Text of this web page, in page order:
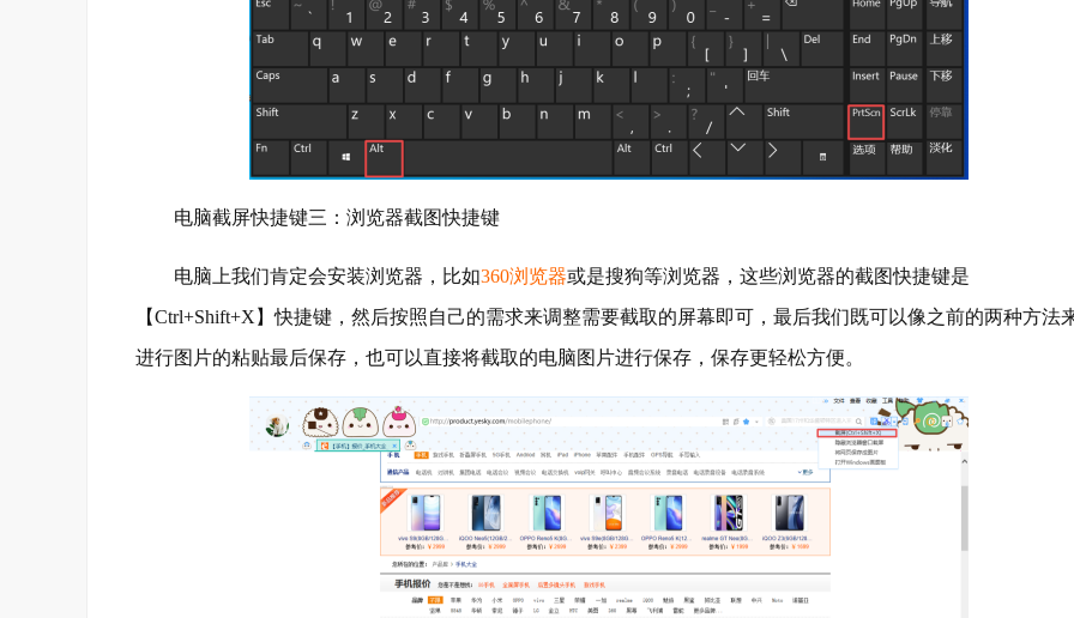
电脑截屏快捷键三：浏览器截图快捷键
电脑上我们肯定会安装浏览器，比如360浏览器或是搜狗等浏览器，这些浏览器的截图快捷键是
【Ctrl+Shift+X】快捷键，然后按照自己的需求来调整需要截取的屏幕即可，最后我们既可以像之前的两种方法
进行图片的粘贴最后保存，也可以直接将截取的电脑图片进行保存，保存更轻松方便。